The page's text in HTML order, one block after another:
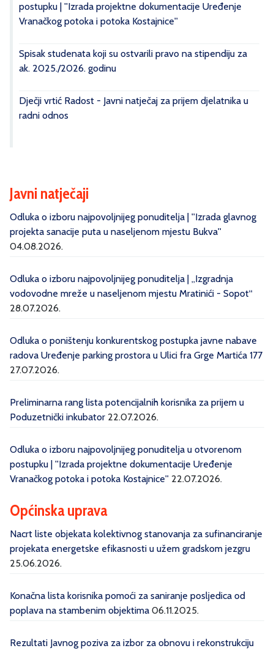
postupku | ''Izrada projektne dokumentacije Uređenje
Vranačkog potoka i potoka Kostajnice''
Spisak studenata koji su ostvarili pravo na stipendiju za
ak. 2025./2026. godinu
Dječji vrtić Radost - Javni natječaj za prijem djelatnika u
radni odnos
Javni natječaji
Odluka o izboru najpovoljnijeg ponuditelja | ''Izrada glavnog
projekta sanacije puta u naseljenom mjestu Bukva''
04.08.2026.
Odluka o izboru najpovoljnijeg ponuditelja | „Izgradnja
vodovodne mreže u naseljenom mjestu Mratinići - Sopot“
28.07.2026.
Odluka o poništenju konkurentskog postupka javne nabave
radova Uređenje parking prostora u Ulici fra Grge Martića 177
27.07.2026.
Preliminarna rang lista potencijalnih korisnika za prijem u
Poduzetnički inkubator 22.07.2026.
Odluka o izboru najpovoljnijeg ponuditelja u otvorenom
postupku | ''Izrada projektne dokumentacije Uređenje
Vranačkog potoka i potoka Kostajnice'' 22.07.2026.
Općinska uprava
Nacrt liste objekata kolektivnog stanovanja za sufinanciranje
projekata energetske efikasnosti u užem gradskom jezgru
25.06.2026.
Konačna lista korisnika pomoći za saniranje posljedica od
poplava na stambenim objektima 06.11.2025.
Rezultati Javnog poziva za izbor za obnovu i rekonstrukciju